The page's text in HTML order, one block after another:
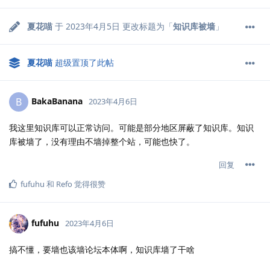
夏花喵 于 2023年4月5日 更改标题为「知识库被墙 」
夏花喵 超级置顶了此帖
B BakaBanana 2023年4月6日
我这里知识库可以正常访问。可能是部分地区屏蔽了知识库。知识
库被墙了，没有理由不墙掉整个站，可能也快了。
回复
fufuhu 和 Refo 觉得很赞
fufuhu 2023年4月6日
搞不懂，要墙也该墙论坛本体啊，知识库墙了干啥